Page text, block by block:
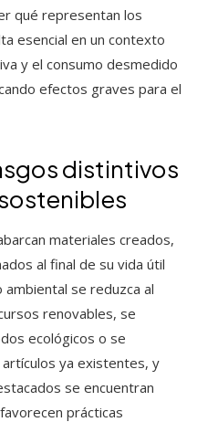
qué representan los
esencial en un contexto
y el consumo desmedido
efectos graves para el
distintivos
materiales creados,
al final de su vida útil
se reduzca al
renovables, se
ecológicos o se
ya existentes, y
se encuentran
prácticas